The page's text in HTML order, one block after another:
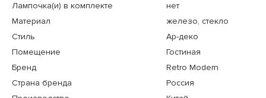
Лампочка(и) в комплекте
нет
Материал
железо, стекло
Стиль
Ар-деко
Помещение
Гостиная
Бренд
Retro Modern
Страна бренда
Россия